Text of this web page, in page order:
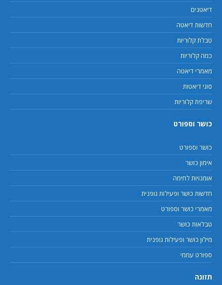
דיאטנים
חדשות דיאטה
טבלת קלוריות
כמה קלוריות
מאמרי דיאטה
סוגי דיאטות
שריפת קלוריות
כושר וספורט
כושר וספורט
אימון כושר
אומנויות לחימה
חדשות כושר ופעילות גופנית
מאמרי כושר וספורט
טבלאות כושר
מילון כושר ופעילות גופנית
ספורט עממי
תזונה